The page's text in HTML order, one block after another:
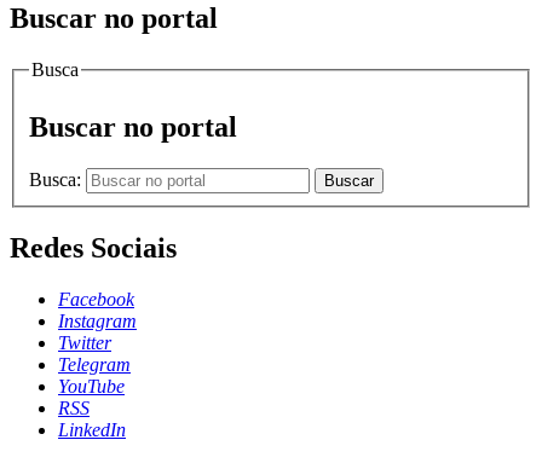
Buscar no portal
Busca
Buscar no portal
Busca: Buscar
Redes Sociais
Facebook
Instagram
Twitter
Telegram
YouTube
RSS
LinkedIn